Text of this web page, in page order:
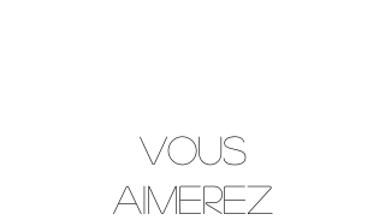
Vous
aimerez